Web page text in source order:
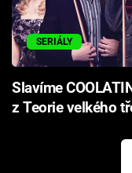
SERIÁLY
Slavíme
z Teorie velkého